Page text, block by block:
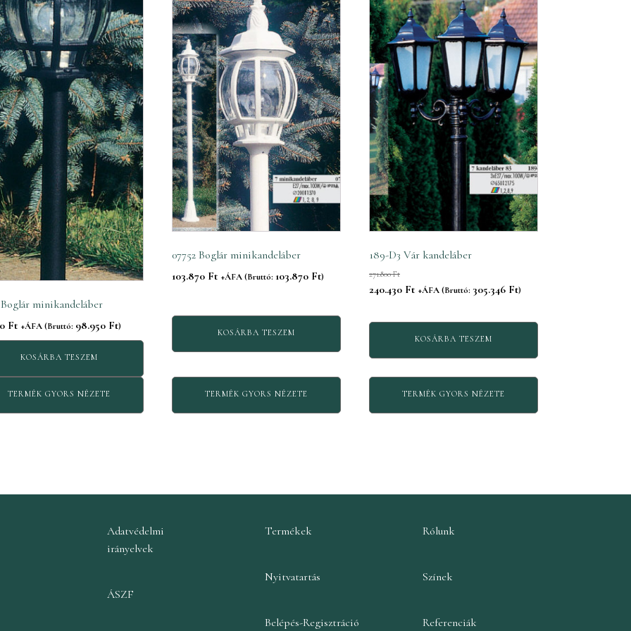
Boglár minikandeláber
Ft +ÁFA (Bruttó: 98.950 Ft)
KOSÁRBA TESZEM
TERMÉK GYORS NÉZETE
07752 Boglár minikandeláber
103.870 Ft +ÁFA (Bruttó: 103.870 Ft)
KOSÁRBA TESZEM
TERMÉK GYORS NÉZETE
189-D3 Vár kandeláber
271.800Ft
Original
was:
271.800 Ft.
240.430 FtCurrent
is:
240.430 Ft.
+ÁFA (Bruttó: 305.346 Ft)
KOSÁRBA TESZEM
TERMÉK GYORS NÉZETE
Adatvédelmi
irányelvek
ÁSZF
Termékek
Nyitvatartás
Belépés-Regisztráció
Rólunk
Színek
Referenciák